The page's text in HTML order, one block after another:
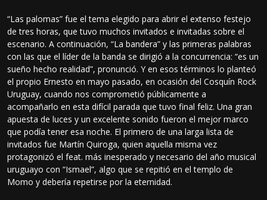
“Las palomas” fue el tema elegido para abrir el extenso festejo
de tres horas, que tuvo muchos invitados e invitadas sobre el
escenario. A continuación, “La bandera” y las primeras palabras
con las que el líder de la banda se dirigió a la concurrencia: “es un
sueño hecho realidad”, pronunció. Y en esos términos lo planteó
el propio Ernesto en mayo pasado, en ocasión del Cosquín Rock
Uruguay, cuando nos comprometió públicamente a
acompañarlo en esta difícil parada que tuvo final feliz. Una gran
apuesta de luces y un excelente sonido fueron el mejor marco
que podía tener esa noche. El primero de una larga lista de
invitados fue Martín Quiroga, quien aquella misma vez
protagonizó el feat. más inesperado y necesario del año musical
uruguayo con “Ismael”, algo que se repitió en el templo de
Momo y debería repetirse por la eternidad.